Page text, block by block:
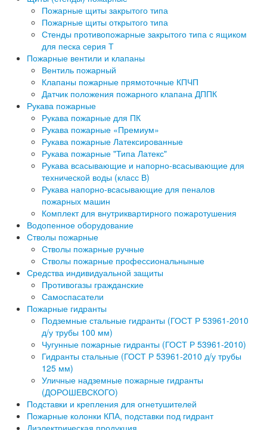
Пожарные щиты закрытого типа
Пожарные щиты открытого типа
Стенды противопожарные закрытого типа с ящиком
для песка серия Т
Пожарные вентили и клапаны
Вентиль пожарный
Клапаны пожарные прямоточные КПЧП
Датчик положения пожарного клапана ДППК
Рукава пожарные
Рукава пожарные для ПК
Рукава пожарные «Премиум»
Рукава пожарные Латексированные
Рукава пожарные "Типа Латекс"
Рукава всасывающие и напорно-всасывающие для
технической воды (класс В)
Рукава напорно-всасывающие для пеналов
пожарных машин
Комплект для внутриквартирного пожаротушения
Водопенное оборудование
Стволы пожарные
Стволы пожарные ручные
Стволы пожарные профессиональныные
Средства индивидуальной защиты
Противогазы гражданские
Самоспасатели
Пожарные гидранты
Подземные стальные гидранты (ГОСТ Р 53961-2010
д/у трубы 100 мм)
Чугунные пожарные гидранты (ГОСТ Р 53961-2010)
Гидранты стальные (ГОСТ Р 53961-2010 д/у трубы
125 мм)
Уличные надземные пожарные гидранты
(ДОРОШЕВСКОГО)
Подставки и крепления для огнетушителей
Пожарные колонки КПА, подставки под гидрант
Диэлектрическая продукция